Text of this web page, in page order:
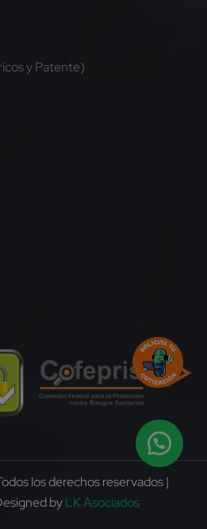
y Patente)
los derechos reservados |
byLK Asociados